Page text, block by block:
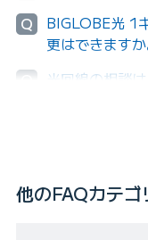
Q
BIGLOBE光 1
更はできますか
Q
光回線の相談
他のFAQカテゴ